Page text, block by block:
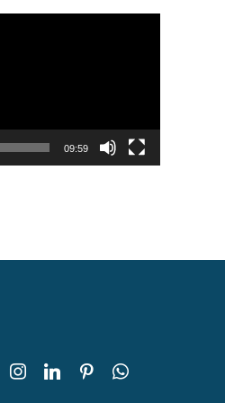
09:59
instagramlinkedinpinterestwhatsapp